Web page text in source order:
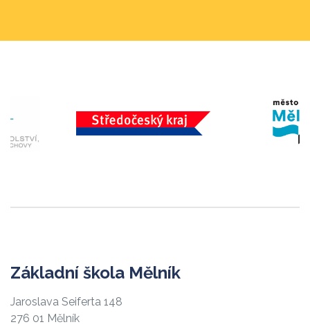
Základní škola Mělník
Jaroslava Seiferta 148
276 01 Mělník